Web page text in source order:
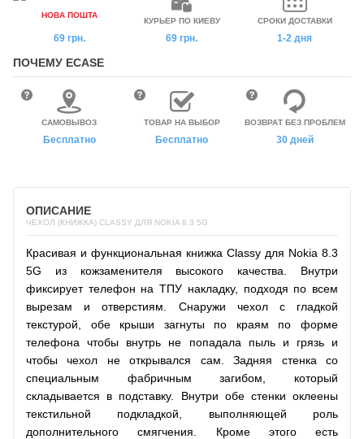
НОВА ПОШТА
69 грн.
КУРЬЕР ПО КИЕВУ
69 грн.
СРОКИ ДОСТАВКИ
1-2 дня
ПОЧЕМУ ECASE
САМОВЫВОЗ
Бесплатно
ТОВАР НА ВЫБОР
Бесплатно
ВОЗВРАТ БЕЗ ПРОБЛЕМ
30 дней
ОПИСАНИЕ
ЧЕХОЛ (КНИЖКА) CLASSY ДЛЯ NOKIA 8.3 5G
Красивая и функциональная книжка Classy для Nokia 8.3
5G из кожзаменителя высокого качества. Внутри
фиксирует телефон на ТПУ накладку, подходя по всем
вырезам и отверстиям. Снаружи чехол с гладкой
текстурой, обе крыши загнуты по краям по форме
телефона чтобы внутрь не попадала пыль и грязь и
чтобы чехол не открывался сам. Задняя стенка со
специальным фабричным загибом, который
складывается в подставку. Внутри обе стенки оклеены
текстильной подкладкой, выполняющей роль
дополнительного смягчения. Кроме этого есть